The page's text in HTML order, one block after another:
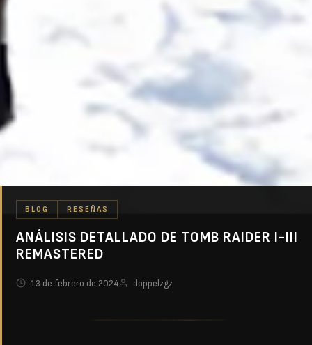
BLOG RESEÑAS
ANÁLISIS DETALLADO DE TOMB RAIDER I-III
REMASTERED
13 de febrero de 2024 doppelzgz